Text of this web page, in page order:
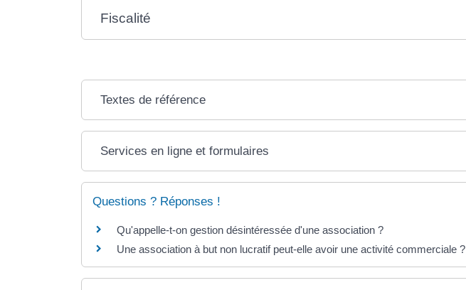
Fiscalité
Textes de référence
Services en ligne et formulaires
Questions ? Réponses !
Qu'appelle-t-on gestion désintéressée d'une association ?
Une association à but non lucratif peut-elle avoir une activité commerciale ?